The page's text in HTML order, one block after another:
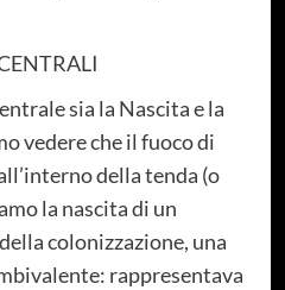
sia la Nascita e la
vedere che il fuoco di
della tenda (o
la nascita di un
colonizzazione, una
rappresentava